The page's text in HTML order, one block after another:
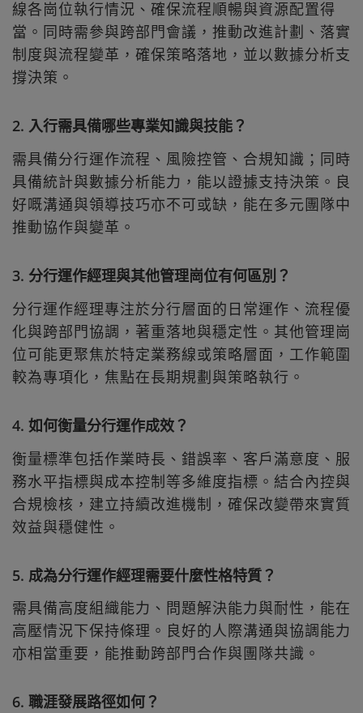
線各崗位執行情況、確保流程順暢與資源配置得
當。同時需參與跨部門會議，推動改進計劃、落實
制度與流程變革，確保策略落地，並以數據分析支
撐決策。
2. 入行需具備哪些專業知識與技能？
需具備分行運作流程、風險控管、合規知識；同時
具備統計與數據分析能力，能以證據支持決策。良
好嘅溝通與領導技巧亦不可或缺，能在多元團隊中
推動協作與變革。
3. 分行運作經理與其他管理崗位有何區別？
分行運作經理專注於分行層面的日常運作、流程優
化與跨部門協調，著重落地與穩定性。其他管理崗
位可能更聚焦於特定業務線或策略層面，工作範圍
較為專項化，焦點在長期規劃與策略執行。
4. 如何衡量分行運作成效？
衡量標準包括作業時長、錯誤率、客戶滿意度、服
務水平指標與成本控制等多維度指標。結合內控與
合規檢核，建立持續改進機制，確保改變帶來實質
效益與穩健性。
5. 成為分行運作經理需要什麼性格特質？
需具備高度組織能力、問題解決能力與耐性，能在
高壓情況下保持條理。良好的人際溝通與協調能力
亦相當重要，能推動跨部門合作與團隊共識。
6. 職涯發展路徑如何？